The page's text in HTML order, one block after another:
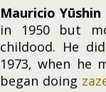
Mauricio Yūshin
in 1950 but
childood. He
1973, when he
began doing